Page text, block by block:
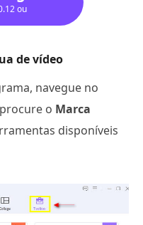
ou
de vídeo
navegue no
o Marca
disponíveis